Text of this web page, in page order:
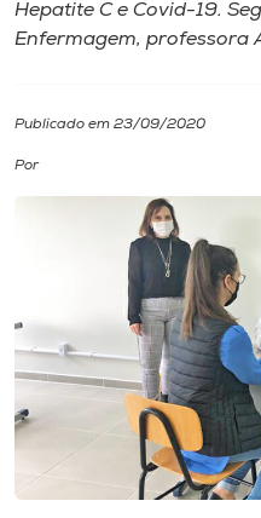
I.nova
Cultura
Editora
Rádio
Hepatite C e Covid-19.
Enfermagem, professora
Publicado em 23/09/2020
Por